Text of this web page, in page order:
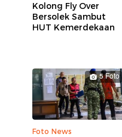
Kolong Fly Over
Bersolek Sambut
HUT Kemerdekaan
5 Foto
Foto News